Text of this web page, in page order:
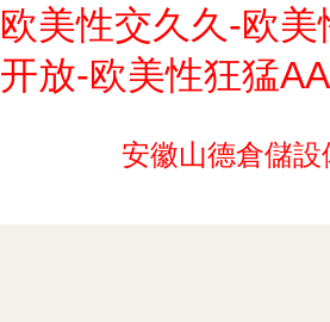
欧美性交久久-欧
开放-欧美性狂猛
安徽山德倉儲設